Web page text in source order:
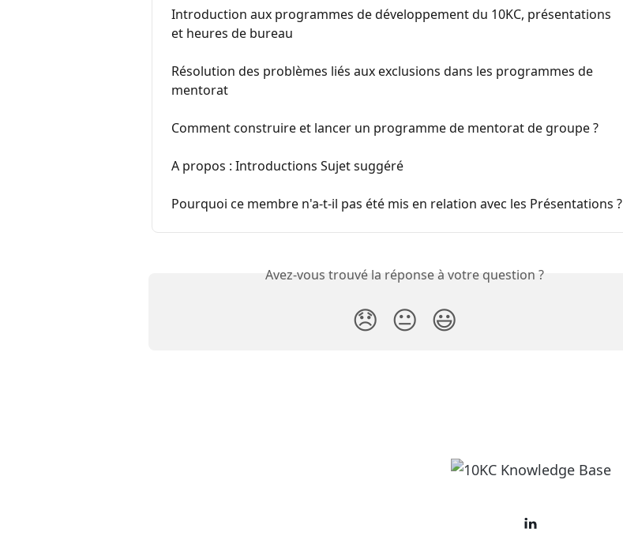
Introduction aux programmes de développement du 10KC, présentations
et heures de bureau
Résolution des problèmes liés aux exclusions dans les programmes de
mentorat
Comment construire et lancer un programme de mentorat de groupe ?
A propos : Introductions Sujet suggéré
Pourquoi ce membre n'a-t-il pas été mis en relation avec les Présentations ?
Avez-vous trouvé la réponse à votre question ?
😞 😐 😃